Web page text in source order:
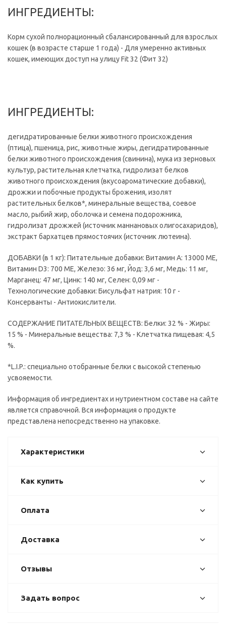
ИНГРЕДИЕНТЫ:
Корм сухой полнорационный сбалансированный для взрослых
кошек (в возрасте старше 1 года) - Для умеренно активных
кошек, имеющих доступ на улицу Fit 32 (Фит 32)
ИНГРЕДИЕНТЫ:
дегидратированные белки животного происхождения
(птица), пшеница, рис, животные жиры, дегидратированные
белки животного происхождения (свинина), мука из зерновых
культур, растительная клетчатка, гидролизат белков
животного происхождения (вкусоароматические добавки),
дрожжи и побочные продукты брожения, изолят
растительных белков*, минеральные вещества, соевое
масло, рыбий жир, оболочка и семена подорожника,
гидролизат дрожжей (источник мaннановых олигосахаридов),
экстракт бархатцев прямостоячих (источник лютеина).
ДОБАВКИ (в 1 кг): Питательные добавки: Витамин A: 13000 ME,
Витамин D3: 700 ME, Железо: 36 мг, Йод: 3,6 мг, Медь: 11 мг,
Марганец: 47 мг, Цинк: 140 мг, Ceлeн: 0,09 мг -
Технологические добавки: Бисульфат натрия: 10 г -
Консерванты - Антиокислители.
СОДЕРЖАНИЕ ПИТАТЕЛЬНЫХ ВЕЩЕСТВ: Белки: 32 % - Жиры:
15 % - Минеральные вещества: 7,3 % - Клетчатка пищевая: 4,5
%.
*L.I.P.: специально отобранные белки с высокой степенью
усвояемости.
Информация об ингредиентах и нутриентном составе на сайте
является справочной. Вся информация о продукте
представлена непосредственно на упаковке.
Характеристики
Как купить
Оплата
Доставка
Отзывы
Задать вопрос